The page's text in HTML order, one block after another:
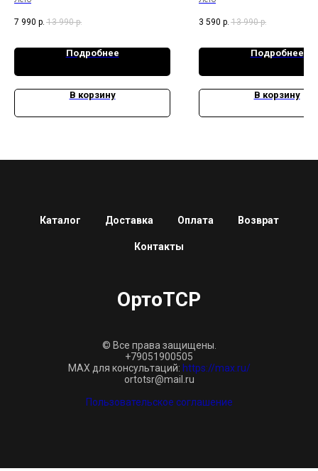
7 990 р. 13 990 р.
Подробнее
В корзину
3 590 р. 13 990 р.
Подробнее
В корзину
Каталог Доставка Оплата Возврат
Контакты
ОртоТСР
© Все права защищены.
+79051900505
MAX для консультаций: https://max.ru/
ortotsr@mail.ru
Пользовательское соглашение